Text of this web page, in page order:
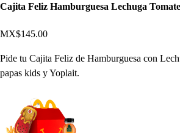
Cajita Feliz Hamburguesa Lechuga Tomate
MX$145.00
Pide tu Cajita Feliz de Hamburguesa con
papas kids y Yoplait.